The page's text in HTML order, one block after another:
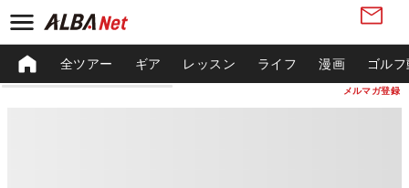
メルマガ登録
全ツアー ギア レッスン ライフ 漫画 ゴル